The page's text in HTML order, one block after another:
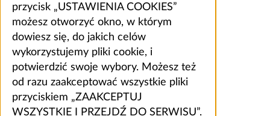
przycisk „USTAWIENIA COOKIES”
możesz otworzyć okno, w którym
dowiesz się, do jakich celów
wykorzystujemy pliki cookie, i
potwierdzić swoje wybory. Możesz też
od razu zaakceptować wszystkie pliki
przyciskiem „ZAAKCEPTUJ
WSZYSTKIE I PRZEJDŹ DO SERWISU”.